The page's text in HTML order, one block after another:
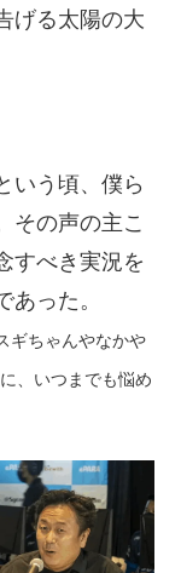
げる太陽の大
いう頃、僕ら
その声の主こ
すべき実況を
った。
ギちゃんやなかや
、いつまでも悩め